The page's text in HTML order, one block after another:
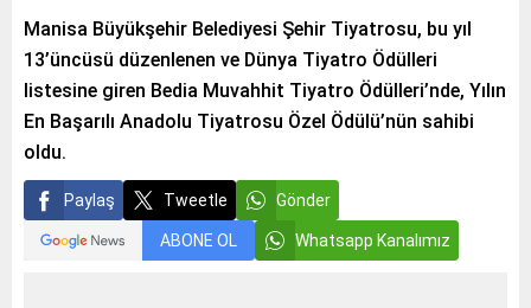
Manisa Büyükşehir Belediyesi Şehir Tiyatrosu, bu yıl
13’üncüsü düzenlenen ve Dünya Tiyatro Ödülleri
listesine giren Bedia Muvahhit Tiyatro Ödülleri’nde, Yılın
En Başarılı Anadolu Tiyatrosu Özel Ödülü’nün sahibi
oldu.
Paylaş Tweetle Gönder
ABONE OL Whatsapp Kanalımız